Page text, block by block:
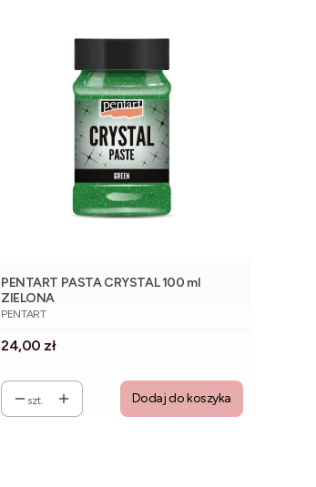
PENTART PASTA CRYSTAL 100 ml
ZIELONA
PRODUCENT
PENTART
Cena
24,00 zł
szt. Dodaj do koszyka